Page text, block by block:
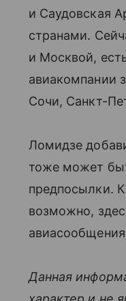
и Саудовская
странами.
и Москвой,
авиакомпании
Сочи, Санкт-
Ломидзе
тоже может
предпосылки.
возможно,
Данная